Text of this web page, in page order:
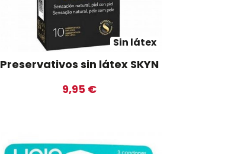
Sin látex
Preservativos sin látex SKYN
9,95 €